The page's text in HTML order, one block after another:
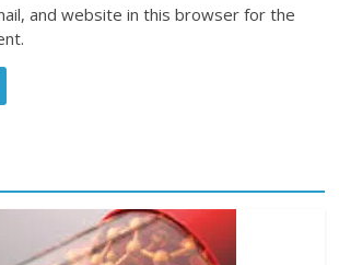
and website in this browser for the